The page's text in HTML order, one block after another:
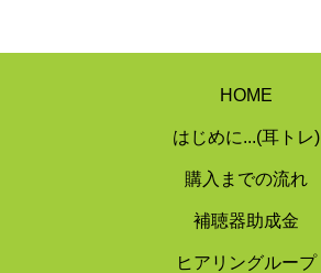
ョ
HOME
はじめに...(耳トレ)
購入までの流れ
補聴器助成金
ヒアリングループ